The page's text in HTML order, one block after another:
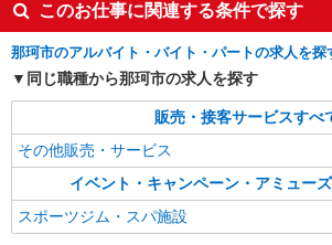
このお仕事に関連する条件で探す
那珂市のアルバイト・バイト・パートの求人を探
同じ職種から那珂市の求人を探す
販売・接客サービスすべ
その他販売・サービス
イベント・キャンペーン・アミュー
スポーツジム・スパ施設